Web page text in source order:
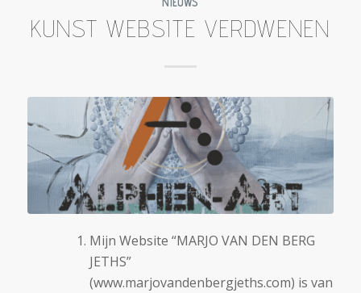
KUNST WEBSITE VERDWENEN
Mijn Website “MARJO VAN DEN BERG
JETHS”
(www.marjovandenbergjeths.com) is van